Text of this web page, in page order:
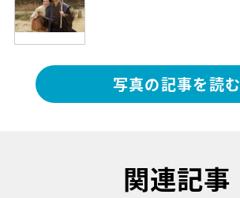
写真の記事を読む
関連記事